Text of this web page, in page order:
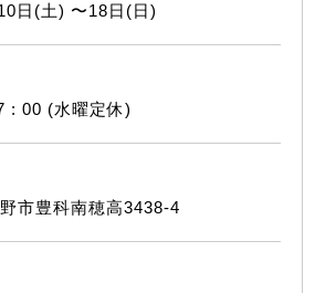
日(土) 〜18日(日)
: 00 (水曜定休)
市豊科南穂高3438-4